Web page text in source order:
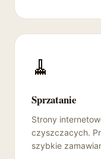
🧹
Sprzatanie
Strony
czyszczacych.
szybkie